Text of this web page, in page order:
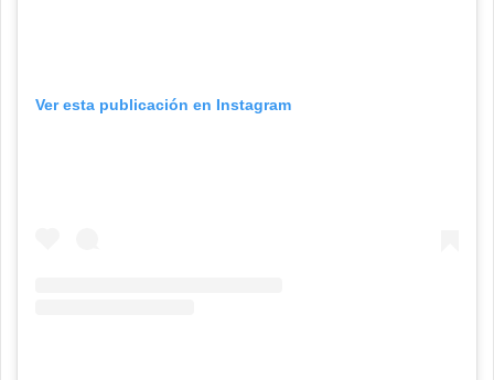
Ver esta publicación en Instagram